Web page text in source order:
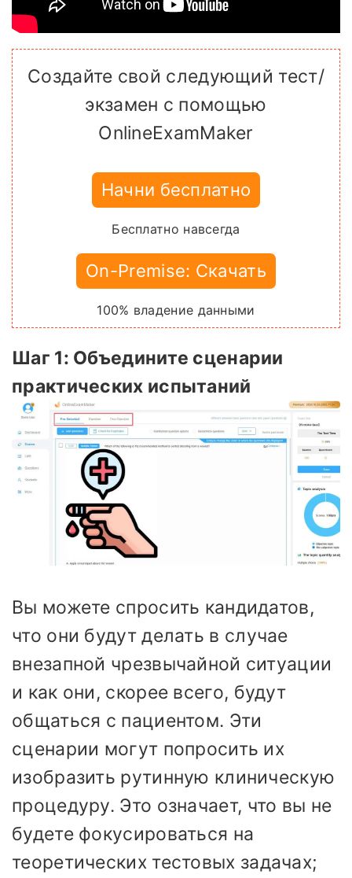
Создайте свой следующий тест/
экзамен с помощью
OnlineExamMaker
Начни бесплатно
Бесплатно навсегда
On-Premise: Скачать
100% владение данными
Шаг 1: Объедините сценарии
практических испытаний
Вы можете спросить кандидатов,
что они будут делать в случае
внезапной чрезвычайной ситуации
и как они, скорее всего, будут
общаться с пациентом. Эти
сценарии могут попросить их
изобразить рутинную клиническую
процедуру. Это означает, что вы не
будете фокусироваться на
теоретических тестовых задачах;